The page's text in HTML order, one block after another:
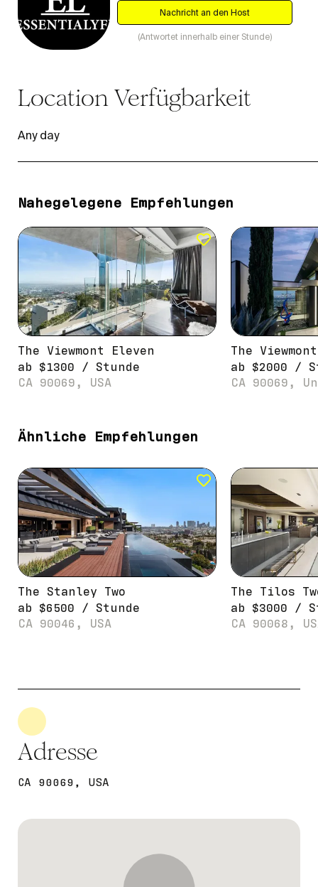
Nachricht an den Host
(Antwortet innerhalb einer Stunde)
LocationVerfügbarkeit
Any day
Nahegelegene Empfehlungen
The Viewmont Eleven
ab $1300 /
Stunde
CA 90069, USA
The
ab $2000 /
CA 90069,
Ähnliche Empfehlungen
The Stanley Two
ab $6500 /
Stunde
CA 90046, USA
The Tilos
ab $3000 /
CA 90068,
Adresse
CA 90069, USA